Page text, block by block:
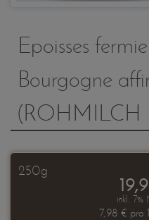
Epoisses
Bourgogne
(ROHMILCH
250g
inkl. 7%
7,98 € pro